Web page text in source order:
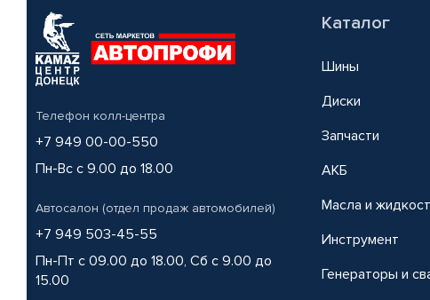
Телефон колл-центра
+7 949 00-00-550
Пн-Вс с 9.00 до 18.00
Автосалон (отдел продаж автомобилей)
+7 949 503-45-55
Пн-Пт с 09.00 до 18.00, Сб с 9.00 до
15.00
Каталог
Шины
Диски
Запчасти
АКБ
Масла и
Инструмент
Генераторы и